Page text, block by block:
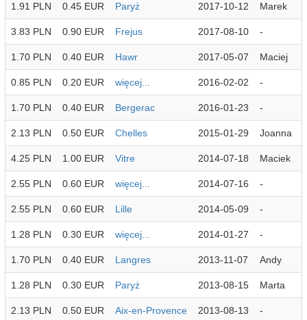
1.91 PLN 0.45 EUR Paryż 2017-10-12 Marek
3.83 PLN 0.90 EUR Frejus 2017-08-10 -
1.70 PLN 0.40 EUR Hawr 2017-05-07 Maciej
0.85 PLN 0.20 EUR więcej... 2016-02-02 -
1.70 PLN 0.40 EUR Bergerac 2016-01-23 -
2.13 PLN 0.50 EUR Chelles 2015-01-29 Joanna
4.25 PLN 1.00 EUR Vitre 2014-07-18 Maciek
2.55 PLN 0.60 EUR więcej... 2014-07-16 -
2.55 PLN 0.60 EUR Lille 2014-05-09 -
1.28 PLN 0.30 EUR więcej... 2014-01-27 -
1.70 PLN 0.40 EUR Langres 2013-11-07 Andy
1.28 PLN 0.30 EUR Paryż 2013-08-15 Marta
2.13 PLN 0.50 EUR Aix-en-Provence 2013-08-13 -